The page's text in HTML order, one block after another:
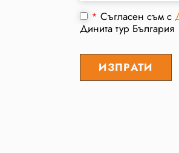
* Съгласен съм с
Динита тур България